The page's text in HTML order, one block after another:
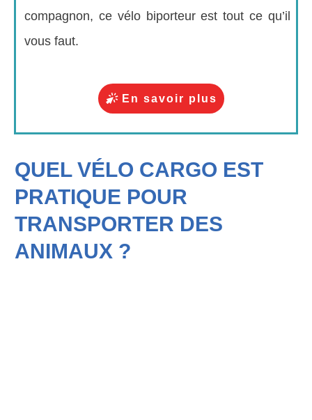
compagnon, ce vélo biporteur est tout ce qu’il
vous faut.
En savoir plus
QUEL VÉLO CARGO EST
PRATIQUE POUR
TRANSPORTER DES
ANIMAUX ?